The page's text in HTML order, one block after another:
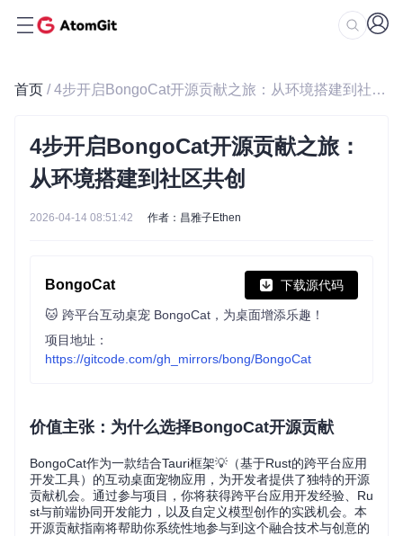
首页 / 4步开启BongoCat开源贡献之旅：从环境搭建到社区共创
4步开启BongoCat开源贡献之旅：
从环境搭建到社区共创
2026-04-14 08:51:42 作者：昌雅子Ethen
BongoCat 下载源代码
🐱 跨平台互动桌宠 BongoCat，为桌面增添乐趣！
项目地址：
https://gitcode.com/gh_mirrors/bong/BongoCat
价值主张：为什么选择BongoCat开源贡献
BongoCat作为一款结合Tauri框架💡（基于Rust的跨平台应用
开发工具）的互动桌面宠物应用，为开发者提供了独特的开源
贡献机会。通过参与项目，你将获得跨平台应用开发经验、Ru
st与前端协同开发能力，以及自定义模型创作的实践机会。本
开源贡献指南将帮助你系统性地参与到这个融合技术与创意的